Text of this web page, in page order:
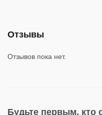
Отзывы
Отзывов пока нет.
Будьте первым, кто